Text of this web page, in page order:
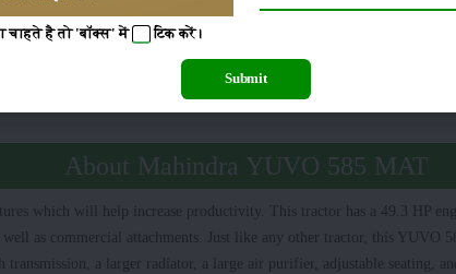
585 MAT கூடுதல் அம்சங்கள்
About Mahindra YUVO 585 MAT
which will help increase productivity. This tractor has a 49.3 HP
as commercial attachments. Just like any other tractor, this YUVO
transmission, a larger radiator, a large air purifier, adjustable seating,
चाहते है तो 'बॉक्स' में टिककरें।
Submit